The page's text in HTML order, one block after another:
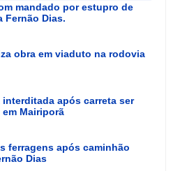
mandado por estupro de
Fernão Dias.
obra em viaduto na rodovia
após carreta ser
Mairiporã
ferragens após caminhão
Dias